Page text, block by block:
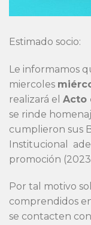
Estimado socio:
Le informamos
miercoles
realizará el Acto
se rinde
cumplieron sus
Institucional
promoción
Por tal motivo
comprendidos
se contacten